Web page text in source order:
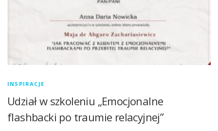
INSPIRACJE
Udział w szkoleniu „Emocjonalne
flashbacki po traumie relacyjnej”